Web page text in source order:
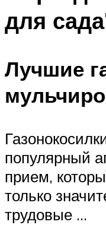
для
Лучшие
популярный
прием,
только
трудовые …